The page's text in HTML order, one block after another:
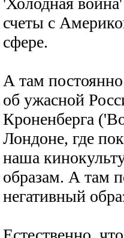
счеты с
сфере.
А там
об ужасной
Кроненберга
Лондоне, где
наша
образам. А там
негативный